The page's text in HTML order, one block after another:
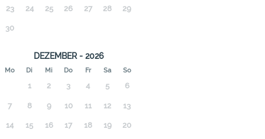
23 24 25 26 27 28 29
30
DEZEMBER - 2026
Mo Di Mi Do Fr Sa So
1 2 3 4 5 6
7 8 9 10 11 12 13
14 15 16 17 18 19 20